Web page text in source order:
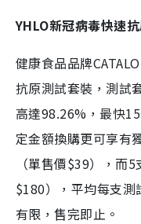
YHLO新冠病毒快速
健康食品品牌
抗原測試套裝，測試
高達98.26%，最快
定金額換購更可享有
（單售價$39），而
$180），平均每支
有限，售完即止。